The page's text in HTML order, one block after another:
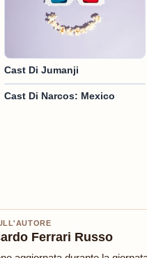
Cast Di Jumanji
Cast Di Narcos: Mexico
Ferrari Russo